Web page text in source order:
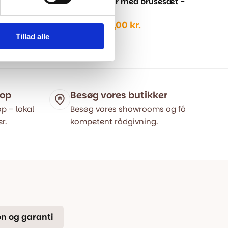
Tillad alle
3.499,00kr.Den
pris
2.599,00 kr.
– lokal
Besøg vores butikker
Besøg vores showrooms og få
kompetent rådgivning.
og garanti